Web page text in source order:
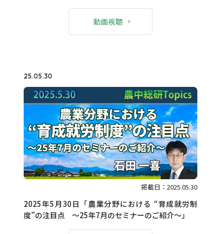
動画視聴
25.05.30
掲載日：2025.05.30
2025年5月30日「農業分野における “育成就労制
度”の注目点 ～25年7月のセミナーのご紹介～」